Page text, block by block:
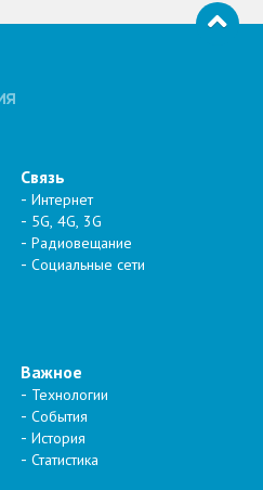
Связь
Интернет
5G, 4G, 3G
Радиовещание
Социальные сети
Важное
Технологии
События
История
Статистика